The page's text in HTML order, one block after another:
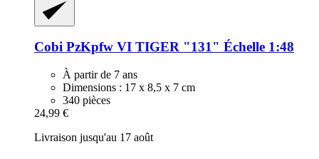
Cobi PzKpfw VI TIGER "131" Échelle 1:48
À partir de 7 ans
Dimensions : 17 x 8,5 x 7 cm
340 pièces
24,99 €
Livraison jusqu'au 17 août